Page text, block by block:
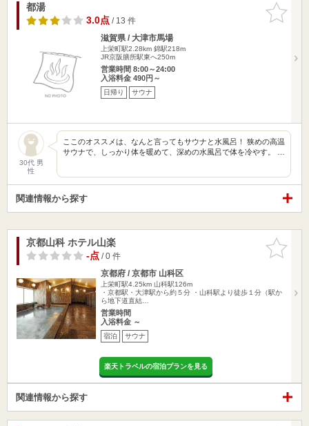
お気に入
りに追加
都湯
3.0点/ 13 件
滋賀県 / 大津市馬場
上栄町駅2.28km 錦駅218m
JR京阪膳所駅東へ250m
営業時間 8:00～24:00
入浴料金 490円～
日帰り サウナ
30代 男
性
ここのオススメは、なんと言ってもサウナと水風呂！ 狭めの高温
サウナで、しっかり体を暖めて、深めの水風呂で体を冷やす。 …
関連情報から探す
お気に入
りに追加
京都山科 ホテル山楽
-点/ 0 件
京都府 / 京都市 山科区
上栄町駅4.25km 山科駅126m
・京都駅・大津駅から約５分 ・山科駅より徒歩１分（駅か
ら地下道直結…
営業時間
入浴料金 ～
宿泊 サウナ
楽天トラベルの宿泊プランを見る
関連情報から探す